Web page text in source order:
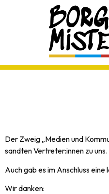
Der Zweig „Medien und
sandten Vertreter:innen zu
Auch gab es im Anschluss
Wir danken: